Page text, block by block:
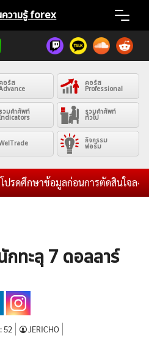
ความรู้ forex
คอร์ส คอร์ส
Professional
รวมคำศัพท์ รวมคำศัพท์
ทั่วไป
กิจกรรม
ฟอรั่ม
รดศึกษาข้อมูลก่อนการตัดสินใจลงทุน
โตเคอร์เรนซี
ฟรีซิกแนล รายวัน
โปรโมชั่น Forex
กทะลุ 7 ดอลลาร์
52 JERICHO